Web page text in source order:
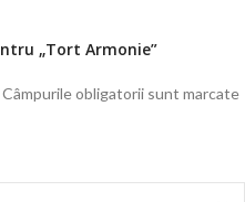
„Tort Armonie”
Câmpurile obligatorii sunt marcate